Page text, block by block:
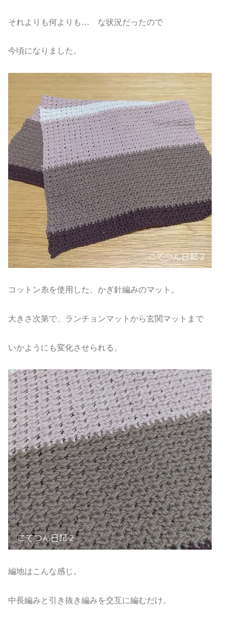
それよりも何よりも… な状況だったので
今頃になりました。
コットン糸を使用した、かぎ針編みのマット。
大きさ次第で、ランチョンマットから玄関マットまで
いかようにも変化させられる。
編地はこんな感じ。
中長編みと引き抜き編みを交互に編むだけ。